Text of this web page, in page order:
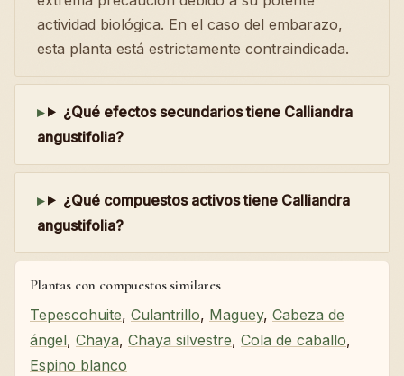
actividad biológica. En el caso del embarazo,
esta planta está estrictamente contraindicada.
¿Qué efectos secundarios tiene Calliandra
angustifolia?
¿Qué compuestos activos tiene Calliandra
angustifolia?
Plantas con compuestos similares
Tepescohuite, Culantrillo, Maguey, Cabeza de
ángel, Chaya, Chaya silvestre, Cola de caballo,
Espino blanco